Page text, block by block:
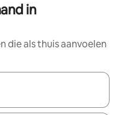
in
die als thuis aanvoelen
zijn, maak je een keuze